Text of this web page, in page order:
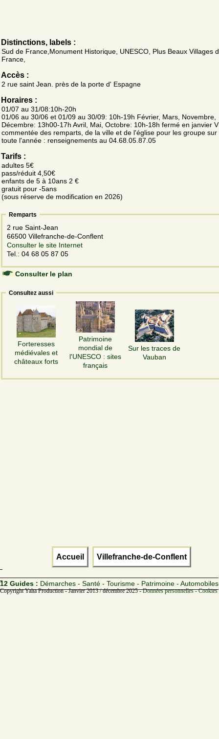
Distinctions, labels :
Sud de France,Monument Historique, UNESCO, Plus Beaux Villages
France,
Accès :
2 rue saint Jean. près de la porte d' Espagne
Horaires :
01/07 au 31/08:10h-20h
01/06 au 30/06 et 01/09 au 30/09: 10h-19h Février, Mars, Novembre,
Décembre: 13h00-17h Avril, Mai, Octobre: 10h-18h fermé en janvier
commentée des remparts, de la ville et de l'église pour les groupe sur
toute l'année : renseignements au 04.68.05.87.05
Tarifs :
adultes 5€
pass/réduit 4,50€
enfants de 5 à 10ans 2 €
gratuit pour -5ans
(sous réserve de modification en 2026)
Remparts
2 rue Saint-Jean
66500 Villefranche-de-Conflent
Consulter le site Internet
Tel.: 04 68 05 87 05
Consulter le plan
Consultez aussi
Forteresses
médiévales et
châteaux forts
Patrimoine
mondial de
l'UNESCO : sites
français
Sur les traces de
Vauban
Accueil Villefranche-de-Conflent
12 Guides : Démarches - Santé - Tourisme - Patrimoine - Automobiles
Copyright Yalta Production - Janvier 2013 / décembre 2025 -Données personnelles -